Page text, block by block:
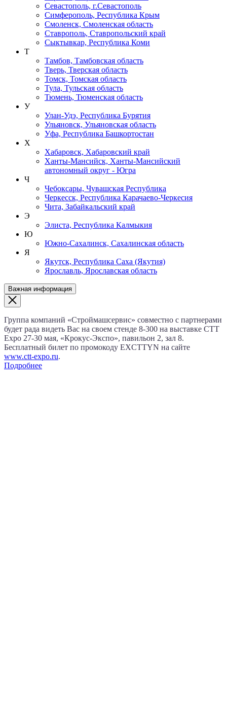
Севастополь, г.Севастополь
Симферополь, Республика Крым
Смоленск, Смоленская область
Ставрополь, Ставропольский край
Сыктывкар, Республика Коми
Т
Тамбов, Тамбовская область
Тверь, Тверская область
Томск, Томская область
Тула, Тульская область
Тюмень, Тюменская область
У
Улан-Удэ, Республика Бурятия
Ульяновск, Ульяновская область
Уфа, Республика Башкортостан
Х
Хабаровск, Хабаровский край
Ханты-Мансийск, Ханты-Мансийский
автономный округ - Югра
Ч
Чебоксары, Чувашская Республика
Черкесск, Республика Карачаево-Черкесия
Чита, Забайкальский край
Э
Элиста, Республика Калмыкия
Ю
Южно-Сахалинск, Сахалинская область
Я
Якутск, Республика Саха (Якутия)
Ярославль, Ярославская область
Важная информация
Группа компаний «Строймашсервис» совместно с партнерами
будет рада видеть Вас на своем стенде 8‑300 на выставке CTT
Expo 27‑30 мая, «Крокус‑Экспо», павильон 2, зал 8.
Бесплатный билет по промокоду EXCTTYN на сайте
www.сtt-expo.ru.
Подробнее